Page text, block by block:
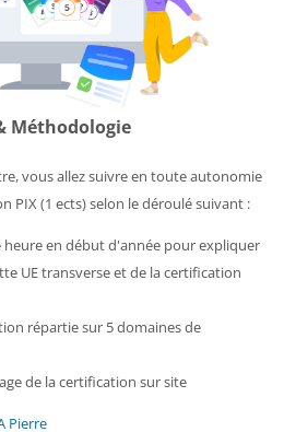
Méthodologie
vous allez suivre en toute autonomie
PIX (1 ects) selon le déroulé suivant :
en début d'année pour expliquer
UE transverse et de la certification
répartie sur 5 domaines de
de la certification sur site
Pierre